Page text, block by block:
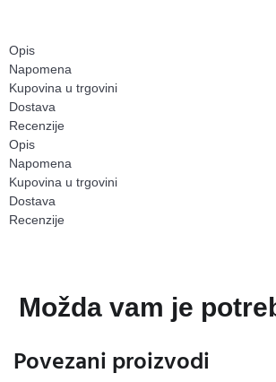
Opis
Napomena
Kupovina u trgovini
Dostava
Recenzije
Opis
Napomena
Kupovina u trgovini
Dostava
Recenzije
Možda vam je
Povezani proizvodi